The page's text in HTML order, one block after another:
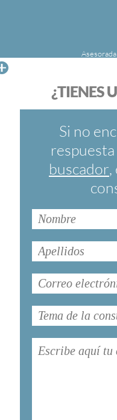
FundéuRAE es una
cuyo objetivo es
español en los
Internet.
¿TIENES
Si no
buscador,